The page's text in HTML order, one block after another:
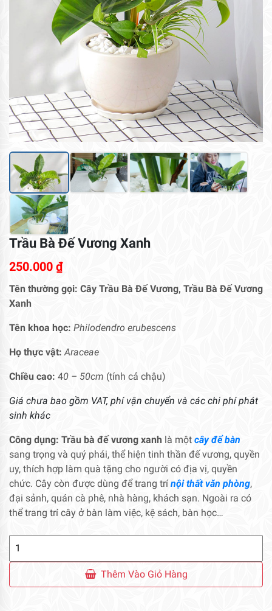
Trầu Bà Đế Vương Xanh
250.000 ₫
Tên thường gọi: Cây Trầu Bà Đế Vương, Trầu Bà Đế Vương
Xanh
Tên khoa học: Philodendro erubescens
Họ thực vật: Araceae
Chiều cao: 40 – 50cm (tính cả chậu)
Giá chưa bao gồm VAT, phí vận chuyển và các chi phí phát
sinh khác
Công dụng: Trầu bà đế vương xanh là một cây để bàn
sang trọng và quý phái, thể hiện tinh thần đế vương, quyền
uy, thích hợp làm quà tặng cho người có địa vị, quyền
chức. Cây còn được dùng để trang trí nội thất văn phòng,
đại sảnh, quán cà phê, nhà hàng, khách sạn. Ngoài ra có
thể trang trí cây ở bàn làm việc, kệ sách, bàn học…
Vương
Thêm Vào Giỏ Hàng